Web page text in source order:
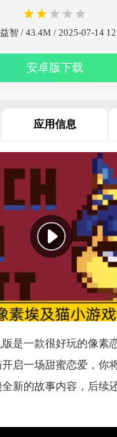
智 / 43.4M / 2025-07-14
安卓版下载
应用信息
是一款很好玩的像素
启一场甜蜜恋爱，你
新的故事内容，后续